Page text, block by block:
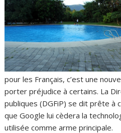
pour les Français, c’est une
porter préjudice à certains. La
publiques (DGFiP) se dit prête à
que Google lui cèdera la
utilisée comme arme principale.